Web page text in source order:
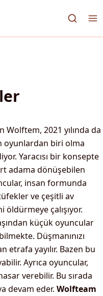
2021 yılında da
oyunlardan biri olma
Yaracısı bir konsepte
adama dönüşebilen
insan formunda
ve çeşitli av
çalışıyor.
küçük oyuncular
Düşmanınızı
yayılır. Bazen bu
Ayrıca oyuncular,
verebilir. Bu sırada
devam eder. Wolfteam